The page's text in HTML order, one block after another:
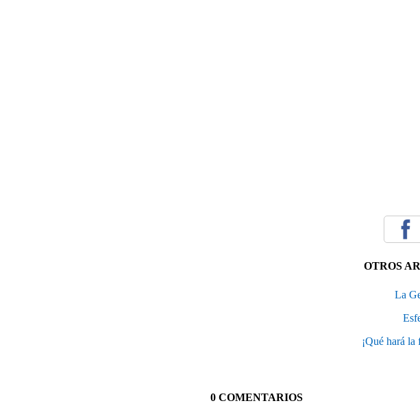
OTROS
La
¡Qué hará
0 COMENTARIOS